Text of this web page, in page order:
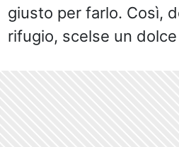
giusto per farlo. Così,
rifugio, scelse un